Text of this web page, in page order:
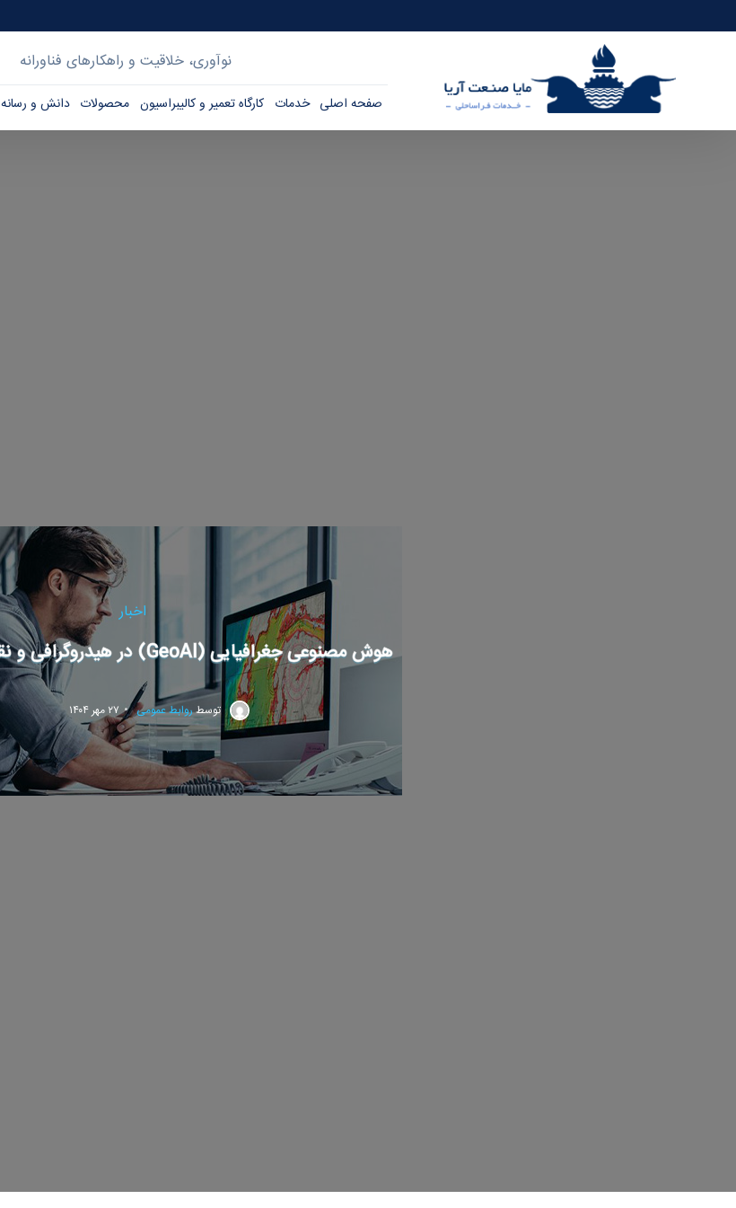
نوآوری، خلاقیت و راهکارهای فناورانه
صفحه اصلی خدمات کارگاه تعمیر و کالیبراسیون محصولات دانش و رسانه
اخبار
هوش مصنوعی جغرافیایی (GeoAI) در هیدروگرافی و نقشه‌برداری دریایی
توسطروابط عمومی ۲۷ مهر ۱۴۰۴